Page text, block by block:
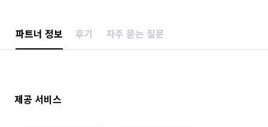
파트너 정보 후기 자주 묻는 질문
제공 서비스